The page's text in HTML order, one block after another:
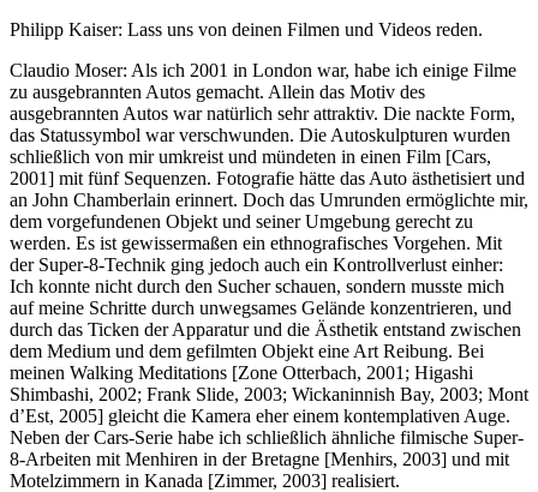
Philipp Kaiser: Lass uns von deinen Filmen und Videos reden.
Claudio Moser: Als ich 2001 in London war, habe ich einige Filme
zu ausgebrannten Autos gemacht. Allein das Motiv des
ausgebrannten Autos war natürlich sehr attraktiv. Die nackte Form,
das Statussymbol war verschwunden. Die Autoskulpturen wurden
schließlich von mir umkreist und mündeten in einen Film [Cars,
2001] mit fünf Sequenzen. Fotografie hätte das Auto ästhetisiert und
an John Chamberlain erinnert. Doch das Umrunden ermöglichte mir,
dem vorgefundenen Objekt und seiner Umgebung gerecht zu
werden. Es ist gewissermaßen ein ethnografisches Vorgehen. Mit
der Super-8-Technik ging jedoch auch ein Kontrollverlust einher:
Ich konnte nicht durch den Sucher schauen, sondern musste mich
auf meine Schritte durch unwegsames Gelände konzentrieren, und
durch das Ticken der Apparatur und die Ästhetik entstand zwischen
dem Medium und dem gefilmten Objekt eine Art Reibung. Bei
meinen Walking Meditations [Zone Otterbach, 2001; Higashi
Shimbashi, 2002; Frank Slide, 2003; Wickaninnish Bay, 2003; Mont
d’Est, 2005] gleicht die Kamera eher einem kontemplativen Auge.
Neben der Cars-Serie habe ich schließlich ähnliche filmische Super-
8-Arbeiten mit Menhiren in der Bretagne [Menhirs, 2003] und mit
Motelzimmern in Kanada [Zimmer, 2003] realisiert.